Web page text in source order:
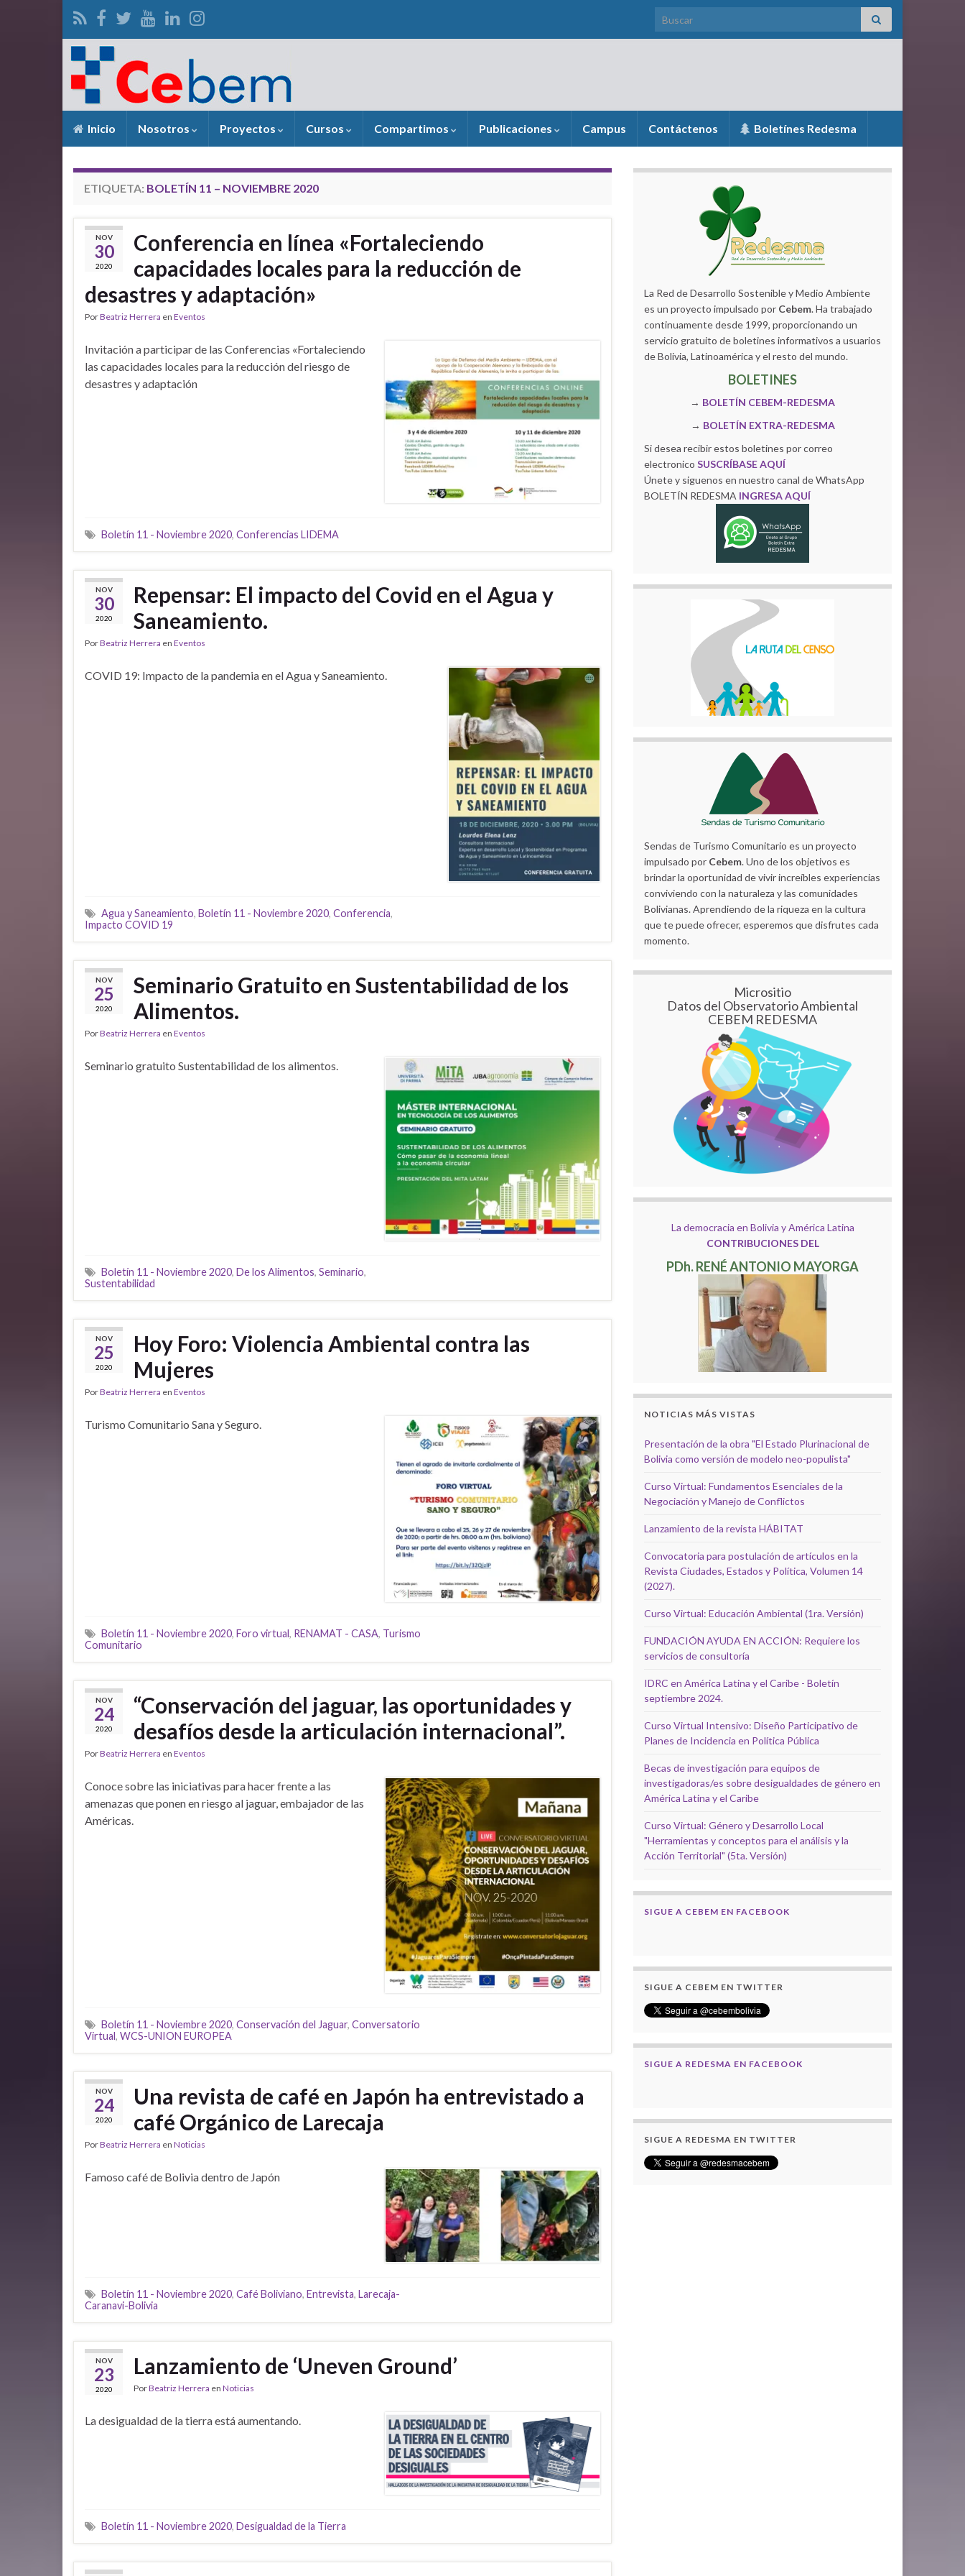
Search for:
Inicio Nosotros Proyectos Cursos Compartimos Publicaciones Campus Contáctenos Boletínes Redesma
ETIQUETA: BOLETÍN 11 – NOVIEMBRE 2020
NOV
30
2020
Conferencia en línea «Fortaleciendo
capacidades locales para la reducción de
desastres y adaptación»
PorBeatriz Herrera en Eventos
Invitación a participar de las Conferencias «Fortaleciendo
las capacidades locales para la reducción del riesgo de
desastres y adaptación
Boletín 11 - Noviembre 2020, Conferencias LIDEMA
NOV
30
2020
Repensar: El impacto del Covid en el Agua y
Saneamiento.
PorBeatriz Herrera en Eventos
COVID 19: Impacto de la pandemia en el Agua y Saneamiento.
Agua y Saneamiento, Boletín 11 - Noviembre 2020, Conferencia,
Impacto COVID 19
NOV
25
2020
Seminario Gratuito en Sustentabilidad de los
Alimentos.
PorBeatriz Herrera en Eventos
Seminario gratuito Sustentabilidad de los alimentos.
Boletín 11 - Noviembre 2020, De los Alimentos, Seminario,
Sustentabilidad
NOV
25
2020
Hoy Foro: Violencia Ambiental contra las
Mujeres
PorBeatriz Herrera en Eventos
Turismo Comunitario Sana y Seguro.
Boletín 11 - Noviembre 2020, Foro virtual, RENAMAT - CASA, Turismo
Comunitario
NOV
24
2020
“Conservación del jaguar, las oportunidades y
desafíos desde la articulación internacional”.
PorBeatriz Herrera en Eventos
Conoce sobre las iniciativas para hacer frente a las
amenazas que ponen en riesgo al jaguar, embajador de las
Américas.
Boletín 11 - Noviembre 2020, Conservación del Jaguar, Conversatorio
Virtual, WCS-UNION EUROPEA
NOV
24
2020
Una revista de café en Japón ha entrevistado a
café Orgánico de Larecaja
PorBeatriz Herrera en Noticias
Famoso café de Bolivia dentro de Japón
Boletín 11 - Noviembre 2020, Café Boliviano, Entrevista, Larecaja-
Caranavi-Bolivia
NOV
23
2020
Lanzamiento de ‘Uneven Ground’
PorBeatriz Herrera en Noticias
La desigualdad de la tierra está aumentando.
Boletín 11 - Noviembre 2020, Desigualdad de la Tierra
La Red de Desarrollo Sostenible y Medio Ambiente
es un proyecto impulsado por Cebem. Ha trabajado
continuamente desde 1999, proporcionando un
servicio gratuito de boletines informativos a usuarios
de Bolivia, Latinoamérica y el resto del mundo.
BOLETINES
→ BOLETÍN CEBEM-REDESMA
→ BOLETÍN EXTRA-REDESMA
Si desea recibir estos boletines por correo
electronico SUSCRÍBASE AQUÍ
Únete y siguenos en nuestro canal de WhatsApp
BOLETÍN REDESMA INGRESA AQUÍ
Sendas de Turismo Comunitario es un proyecto
impulsado por Cebem. Uno de los objetivos es
brindar la oportunidad de vivir increíbles experiencias
conviviendo con la naturaleza y las comunidades
Bolivianas. Aprendiendo de la riqueza en la cultura
que te puede ofrecer, esperemos que disfrutes cada
momento.
Micrositio
Datos del Observatorio Ambiental
CEBEM REDESMA
La democracia en Bolivia y América Latina
CONTRIBUCIONES DEL
PDh. RENÉ ANTONIO MAYORGA
NOTICIAS MÁS VISTAS
Presentación de la obra "El Estado Plurinacional de
Bolivia como versión de modelo neo-populista"
Curso Virtual: Fundamentos Esenciales de la
Negociación y Manejo de Conflictos
Lanzamiento de la revista HÁBITAT
Convocatoria para postulación de artículos en la
Revista Ciudades, Estados y Política, Volumen 14
(2027).
Curso Virtual: Educación Ambiental (1ra. Versión)
FUNDACIÓN AYUDA EN ACCIÓN: Requiere los
servicios de consultoría
IDRC en América Latina y el Caribe - Boletín
septiembre 2024.
Curso Virtual Intensivo: Diseño Participativo de
Planes de Incidencia en Política Pública
Becas de investigación para equipos de
investigadoras/es sobre desigualdades de género en
América Latina y el Caribe
Curso Virtual: Género y Desarrollo Local
"Herramientas y conceptos para el análisis y la
Acción Territorial" (5ta. Versión)
SIGUE A CEBEM EN FACEBOOK
SIGUE A CEBEM EN TWITTER
SIGUE A REDESMA EN FACEBOOK
SIGUE A REDESMA EN TWITTER